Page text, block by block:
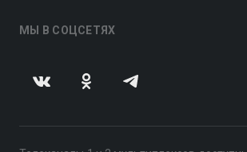
МЫ В СОЦСЕТЯХ